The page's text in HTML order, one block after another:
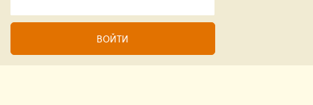
ВОЙТИ